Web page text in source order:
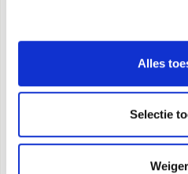
Alles
Selectie
Temperatuur- en
Uitneembare semi-
Snelheid: laag/